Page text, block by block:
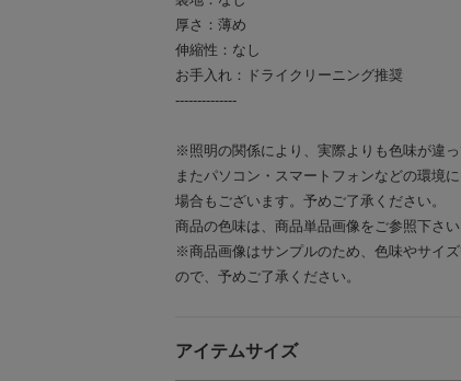
厚さ：薄め
伸縮性：なし
お手入れ：ドライクリーニング推奨
--------------
※照明の関係により、実際よりも色味が違っ
またパソコン・スマートフォンなどの環境
場合もございます。予めご了承ください。
商品の色味は、商品単品画像をご参照下さい
※商品画像はサンプルのため、色味やサイ
ので、予めご了承ください。
アイテムサイズ